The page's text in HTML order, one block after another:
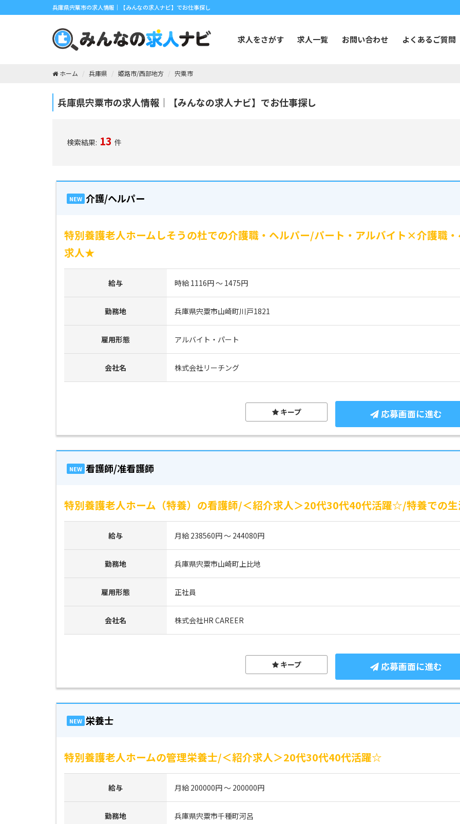
兵庫県宍粟市の求人情報｜【みんなの求人ナビ】でお仕事探し
求人をさがす 求人一覧 お問い合わせ よくあるご質問
ホーム 兵庫県 姫路市/西部地方 宍粟市
兵庫県宍粟市の求人情報｜【みんなの求人ナビ】でお仕事探し
検索結果: 13 件
NEW 介護/ヘルパー
特別養護老人ホームしそうの杜での介護職・ヘルパー/パート・アルバイト×介護職
求人★
給与 時給 1116円 ～ 1475円
勤務地 兵庫県宍粟市山崎町川戸1821
雇用形態 アルバイト・パート
会社名 株式会社リーチング
応募画面に進む
キープ
NEW 看護師/准看護師
特別養護老人ホーム（特養）の看護師/＜紹介求人＞20代30代40代活躍☆/特養での
給与 月給 238560円 ～ 244080円
勤務地 兵庫県宍粟市山崎町上比地
雇用形態 正社員
会社名 株式会社HR CAREER
応募画面に進む
キープ
NEW 栄養士
特別養護老人ホームの管理栄養士/＜紹介求人＞20代30代40代活躍☆
給与 月給 200000円 ～ 200000円
勤務地 兵庫県宍粟市千種町河呂